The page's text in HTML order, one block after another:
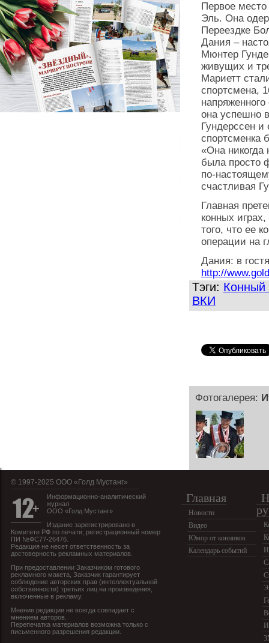
Первое
Эль. Она
Переездке
Дания –
Мюнтер
живущих и
Мариетт
спортсмена,
она успешно
Гундерссен
спортсменка
«Она
была просто
по-
счастливая
Главная
конных
того, что ее
операции на
Дания: в
http://
Тэги: Конный
ВКИ
Фотогалерея:
© 1997-2025 OOO «Голд Мустанг»
Информационно-аналитический
журнал
ООО «Голд Мустанг»
Издание зарегистрировано в
Комитете РФ по печати, регистрационный номер
ПИ №ФС77-26476.
Редакция не несет ответственность за
достоверность рекламных материалов.
При предоставлении Заказчиком готового
рекламного макета, Заказчик гарантирует
соблюдение авторских прав (интеллектуальной
собственности) третьих лиц на произведения,
включенные в рекламу.
Мнение редакции не всегда совпадает с
мнением авторов.
Перепечатка материалов возможна только с
письменного разрешения редакции.
Главная
Новости
Видео
Юмор от конников
Календарь событий